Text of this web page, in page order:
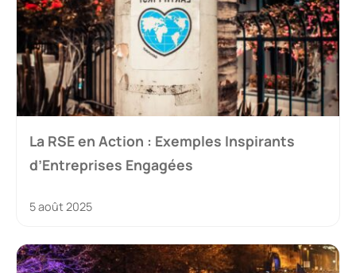
La RSE en Action : Exemples Inspirants
d’Entreprises Engagées
5 août 2025